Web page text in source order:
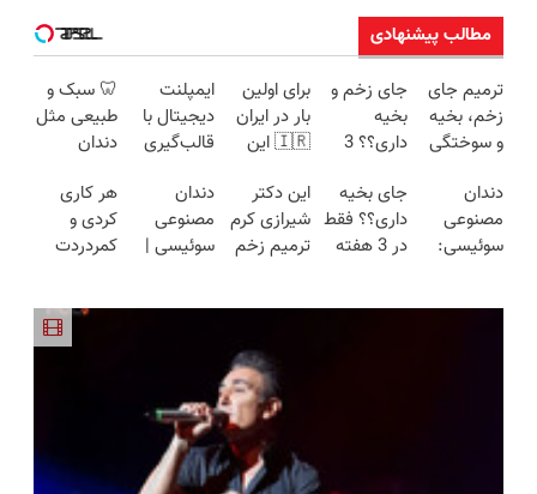
مطالب پیشنهادی
ترمیم جای
زخم، بخیه
و سوختگی
هفته!!😍
جای زخم و
بخیه
داری؟؟ 3
محوش کن!
برای اولین
بار در ایران
🇮🇷 این
ترمیم کننده
23 روزه
ساخت!
ایمپلنت
دیجیتال با
قالب‌گیری
مشاوره
رایگان
🦷 سبک و
طبیعی مثل
دندان
نصب آسان
و پرداخت
اقساطی 💳
دندان
مصنوعی
سوئیسی:
جای بخیه
داری؟؟ فقط
در 3 هفته
این دکتر
شیرازی کرم
ترمیم زخم
دندان
مصنوعی
سوئیسی |
اقساطی😍
هر کاری
کردی و
کمردردت
پرسشنامه و
دریافت راه